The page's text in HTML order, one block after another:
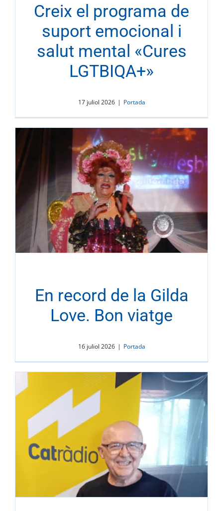
Creix el programa de
suport emocional i
salut mental «Cures
LGTBIQA+»
17 juliol 2026 | Portada
En record de la Gilda
Love. Bon viatge
16 juliol 2026 | Portada